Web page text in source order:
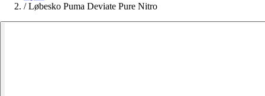
/ Løbesko Puma Deviate Pure Nitro